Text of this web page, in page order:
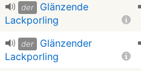
der
Glänzende
Lackporling
der
Glänzender
Lackporling